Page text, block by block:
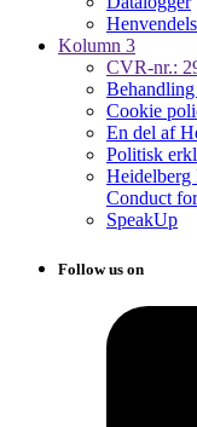
Kolumn 3
CVR-nr.:
Cookie
En del af
Politisk
Heidelberg
Conduct
SpeakUp
Follow us on